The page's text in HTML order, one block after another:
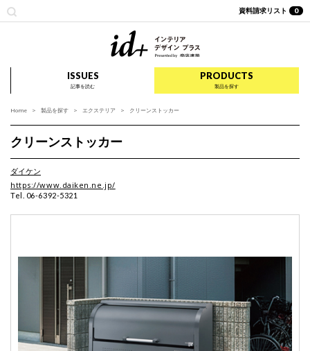
資料請求リスト 0
ISSUES
記事を読む
PRODUCTS
製品を探す
Home 製品を探す エクステリア クリーンストッカー
クリーンストッカー
ダイケン
https://www.daiken.ne.jp/
Tel. 06-6392-5321